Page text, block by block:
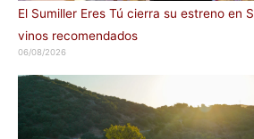
El Sumiller Eres Tú cierra su estreno en
vinos recomendados
06/08/2026